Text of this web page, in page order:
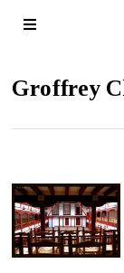
Groffrey